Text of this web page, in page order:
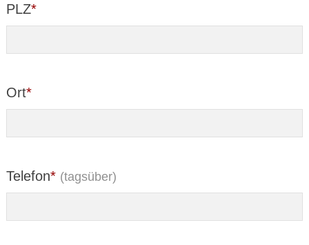
PLZ*
Ort*
Telefon* (tagsüber)